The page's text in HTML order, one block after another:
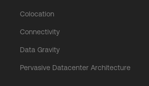
Colocation
Connectivity
Data Gravity
Pervasive Datacenter Architecture